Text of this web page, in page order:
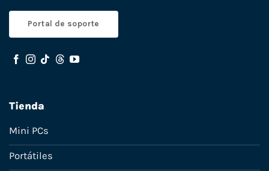
Portal de soporte
Tienda
Mini PCs
Portátiles